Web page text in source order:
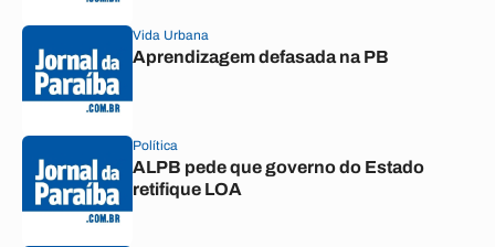
Vida Urbana
Aprendizagem defasada na PB
Política
ALPB pede que governo do Estado
retifique LOA